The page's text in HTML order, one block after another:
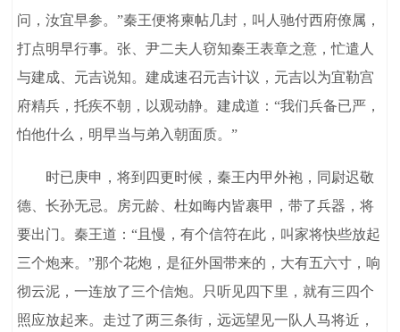
问，汝宜早参。”秦王便将柬帖几封，叫人驰付西府僚属，
打点明早行事。张、尹二夫人窃知秦王表章之意，忙遣人
与建成、元吉说知。建成速召元吉计议，元吉以为宜勒宫
府精兵，托疾不朝，以观动静。建成道：“我们兵备已严，
怕他什么，明早当与弟入朝面质。”
时已庚申，将到四更时候，秦王内甲外袍，同尉迟敬
德、长孙无忌。房元龄、杜如晦内皆裹甲，带了兵器，将
要出门。秦王道：“且慢，有个信符在此，叫家将快些放起
三个炮来。”那个花炮，是征外国带来的，大有五六寸，响
彻云泥，一连放了三个信炮。只听见四下里，就有三四个
照应放起来。走过了两三条街，远远望见一队人马将近，